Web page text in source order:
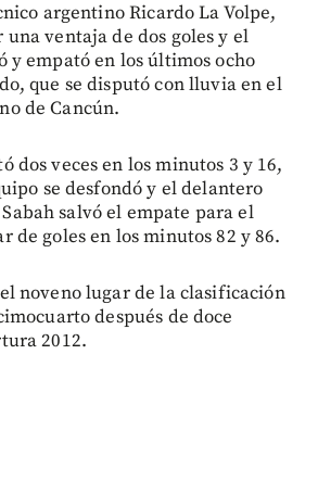
argentino Ricardo La Volpe,
ventaja de dos goles y el
y empató en los últimos ocho
que se disputó con lluvia en el
de Cancún.
dos veces en los minutos 3 y 16,
se desfondó y el delantero
salvó el empate para el
de goles en los minutos 82 y 86.
noveno lugar de la clasificación
después de doce
2012.